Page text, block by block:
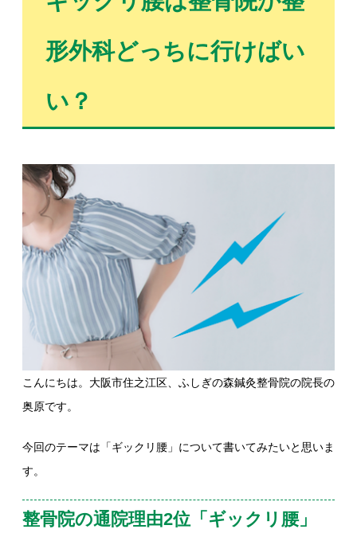
形外科どっちに行けばい
い？
こんにちは。大阪市住之江区、ふしぎの森鍼灸整骨院の院長の
奥原です。
今回のテーマは「ギックリ腰」について書いてみたいと思いま
す。
整骨院の通院理由2位「ギックリ腰」